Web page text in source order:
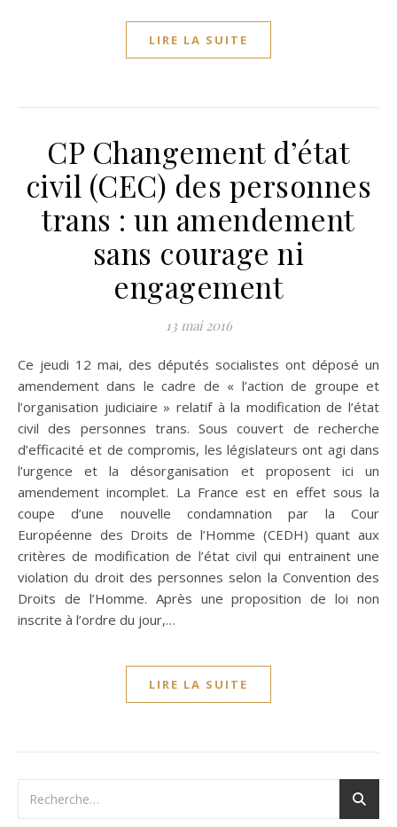
LIRE LA SUITE
CP Changement d’état
civil (CEC) des personnes
trans : un amendement
sans courage ni
engagement
13 mai 2016
Ce jeudi 12 mai, des députés socialistes ont déposé un
amendement dans le cadre de « l’action de groupe et
l’organisation judiciaire » relatif à la modification de l’état
civil des personnes trans. Sous couvert de recherche
d’efficacité et de compromis, les législateurs ont agi dans
l’urgence et la désorganisation et proposent ici un
amendement incomplet. La France est en effet sous la
coupe d’une nouvelle condamnation par la Cour
Européenne des Droits de l’Homme (CEDH) quant aux
critères de modification de l’état civil qui entrainent une
violation du droit des personnes selon la Convention des
Droits de l’Homme. Après une proposition de loi non
inscrite à l’ordre du jour,…
LIRE LA SUITE